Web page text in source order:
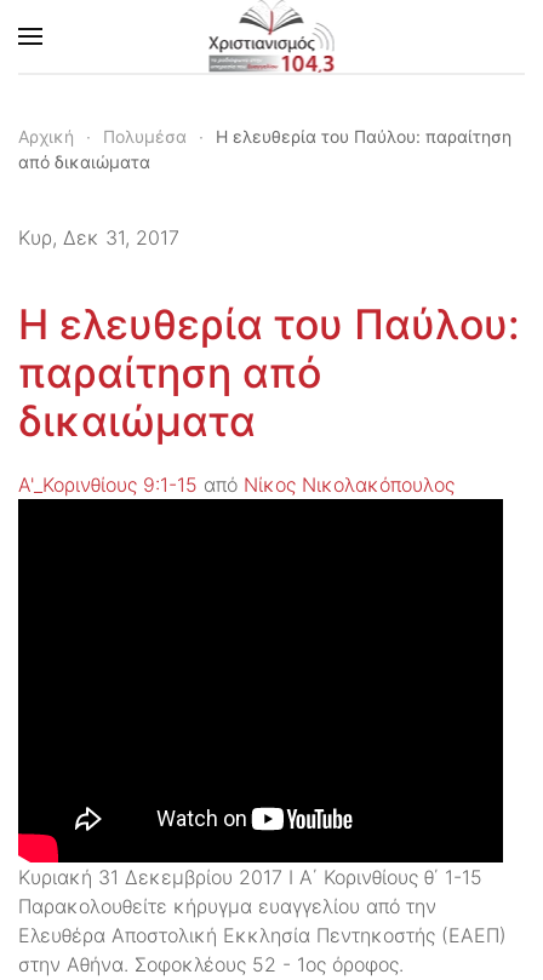
Skip to main content
Αρχική Πολυμέσα
Η ελευθερία του Παύλου: παραίτηση
από δικαιώματα
Κυρ, Δεκ 31, 2017
Η ελευθερία του Παύλου:
παραίτηση από
δικαιώματα
Α'_Κορινθίους 9:1-15 από Νίκος Νικολακόπουλος
Κυριακή 31 Δεκεμβρίου 2017 Ι Α΄ Κορινθίους θ΄ 1-15
Παρακολουθείτε κήρυγμα ευαγγελίου από την
Ελευθέρα Αποστολική Εκκλησία Πεντηκοστής (ΕΑΕΠ)
στην Αθήνα. Σοφοκλέους 52 - 1ος όροφος.